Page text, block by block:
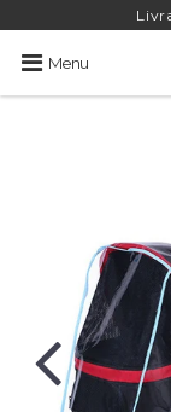
Menu